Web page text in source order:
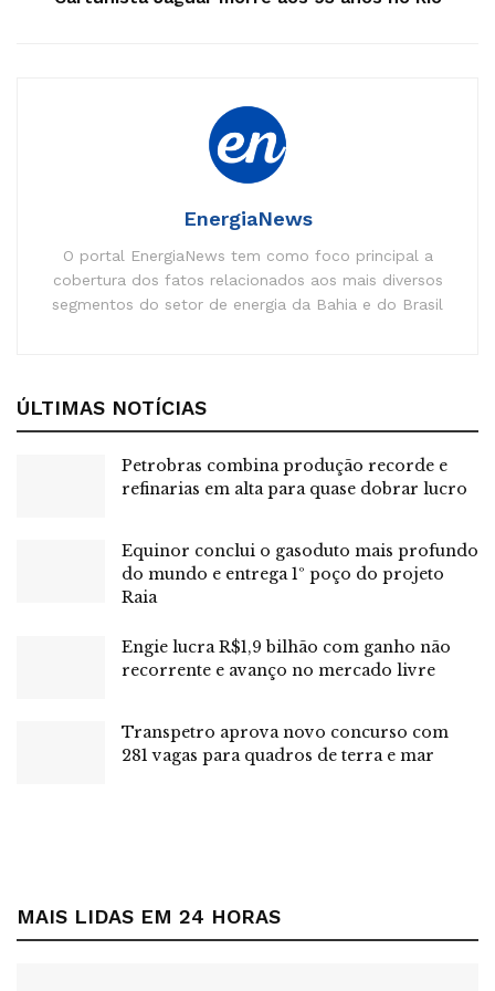
duradouros. O foco da iniciativa é estimular a autonomia e
promove o crescimento inclusivo, o trabalho digno e a
integração social”, afirma Tatiana Ricota, diretora de
Sustentabilidade da Elera.
Para dar conta de 1.100 obras simultâneas,
Sabesp vai usar energia solar do Mato Grosso
chega a 835 MW no Brasil
Cemig destina R$50 milhões para levar energia
solar com baterias ao campo
Ventos da Bahia impulsionam nova etapa de
Reconhecendo o potencial turístico das paisagens
marcadas por sua rica geodiversidade e cultura, as
efetiva de geração de renda e inclusão social para a
população local, empoderando-a e criando um ciclo de
Desde 2023, a empresa atua em parceria com o Instituto
Treinamentos
EnergiaNews
O portal EnergiaNews tem como foco principal a
cobertura dos fatos relacionados aos mais diversos
segmentos do setor de energia da Bahia e do Brasil
ÚLTIMAS NOTÍCIAS
Petrobras combina produção recorde e
refinarias em alta para quase dobrar lucro
Equinor conclui o gasoduto mais profundo
do mundo e entrega 1º poço do projeto
Raia
Engie lucra R$1,9 bilhão com ganho não
recorrente e avanço no mercado livre
Transpetro aprova novo concurso com
281 vagas para quadros de terra e mar
MAIS LIDAS EM 24 HORAS